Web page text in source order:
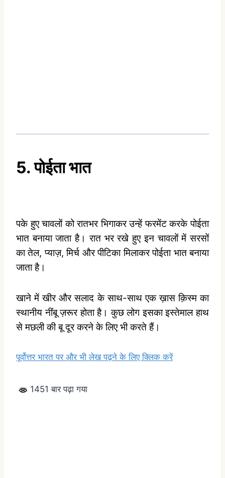
5. पोईता भात
पके हुए चावलों को रातभर भिगाकर उन्हें फरमेंट करके पोईता
भात बनाया जाता है। रात भर रखे हुए इन चावलों में सरसों
का तेल, प्याज़, मिर्च और पीटिका मिलाकर पोईता भात बनाया
जाता है।
खाने में खीर और सलाद के साथ-साथ एक ख़ास क़िस्म का
स्थानीय नींबू ज़रूर होता है। कुछ लोग इसका इस्तेमाल हाथ
से मछली की बू दूर करने के लिए भी करते हैं।
पूर्वोत्तर भारत पर और भी लेख पढ़ने के लिए क्लिक करें
1451 बार पढ़ा गया